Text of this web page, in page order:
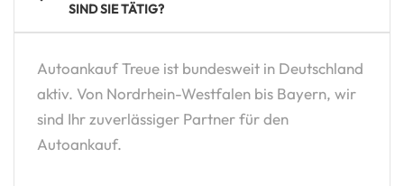
SIND SIE TÄTIG?
Autoankauf Treue ist bundesweit in Deutschland
aktiv. Von Nordrhein-Westfalen bis Bayern, wir
sind Ihr zuverlässiger Partner für den
Autoankauf.